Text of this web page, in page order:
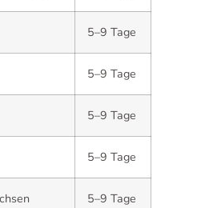
5–9 Tage
5–9 Tage
5–9 Tage
5–9 Tage
5–9 Tage